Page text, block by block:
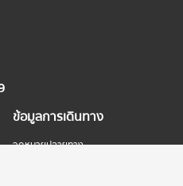
ข้อมูลการเดินทาง
จุดหมายปลายทาง